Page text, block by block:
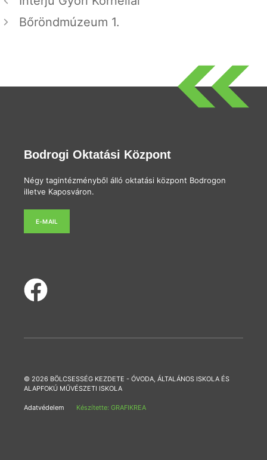
Bőröndmúzeum 1.
Bodrogi Oktatási Központ
Négy tagintézményből álló oktatási központ Bodrogon
illetve Kaposváron.
E-MAIL
© 2026 BÖLCSESSÉG KEZDETE - ÓVODA, ÁLTALÁNOS ISKOLA ÉS
ALAPFOKÚ MŰVÉSZETI ISKOLA
Adatvédelem Készítette: GRAFIKREA